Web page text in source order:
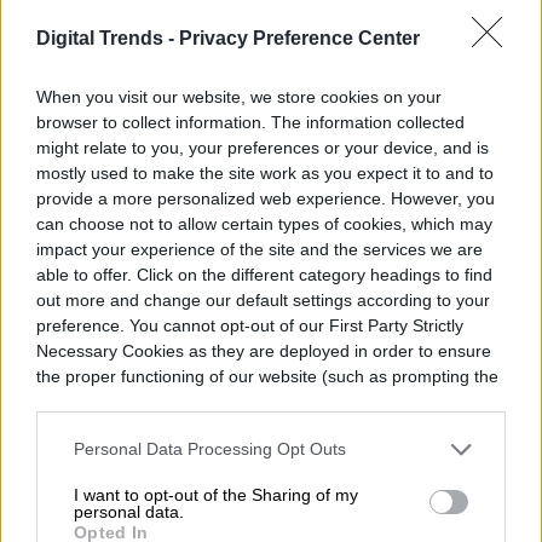
Digital Trends - Privacy Preference Center
When you visit our website, we store cookies on your
browser to collect information. The information collected
might relate to you, your preferences or your device, and is
mostly used to make the site work as you expect it to and to
provide a more personalized web experience. However, you
can choose not to allow certain types of cookies, which may
impact your experience of the site and the services we are
able to offer. Click on the different category headings to find
out more and change our default settings according to your
preference. You cannot opt-out of our First Party Strictly
Necessary Cookies as they are deployed in order to ensure
the proper functioning of our website (such as prompting the
Personal Data Processing Opt Outs
I want to opt-out of the Sharing of my
personal data.
Opted In
El telescopio espacial
Romano quiere proteger a
la Tierra de asteroides
asesinos